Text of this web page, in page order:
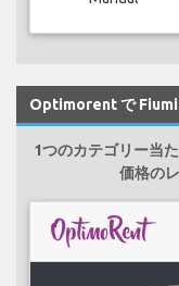
Optimorent で
1つのカテゴリー当
価格の